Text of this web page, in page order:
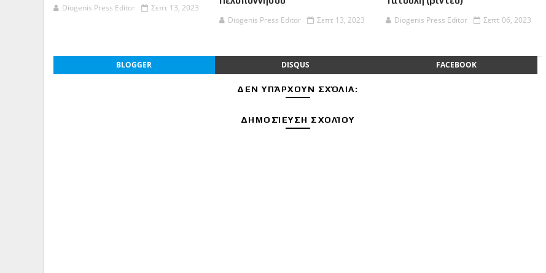
Diogenis Press Editor
Σεπτ 13, 2023
Diogenis Press Editor
Σεπτ 13, 2023
Diogenis Press Editor
Σεπτ 06, 2023
BLOGGER DISQUS FACEBOOK
ΔΕΝ ΥΠΆΡΧΟΥΝ ΣΧΌΛΙΑ:
ΔΗΜΟΣΊΕΥΣΗ ΣΧΟΛΊΟΥ